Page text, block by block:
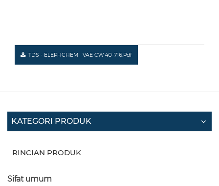
TDS - ELEPHCHEM_ VAE CW 40-716.pdf
KATEGORI PRODUK
RINCIAN PRODUK
Sifat umum